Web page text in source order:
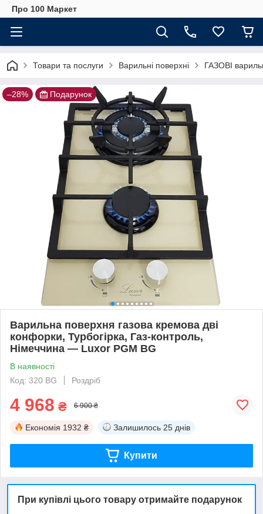
Про 100 Маркет
Товари та послуги Варильні поверхні ГАЗОВІ
–28% Подарунок
Варильна поверхня газова кремова дві
конфорки, Турбогірка, Газ-контроль,
Німеччина — Luxor PGM BG
В наявності
Код: 320 BG
Роздріб
4 968 ₴ 6 900 ₴
Економія 1932 ₴ Залишилось 25 днів
Купити
При купівлі цього товару отримайте подарунок